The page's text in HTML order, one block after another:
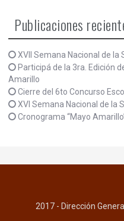
Publicaciones
XVII Semana Nacional de la
Participá de la 3ra. Edición
Amarillo
Cierre del 6to Concurso
XVI Semana Nacional de la
Cronograma “Mayo
2017 - Dirección